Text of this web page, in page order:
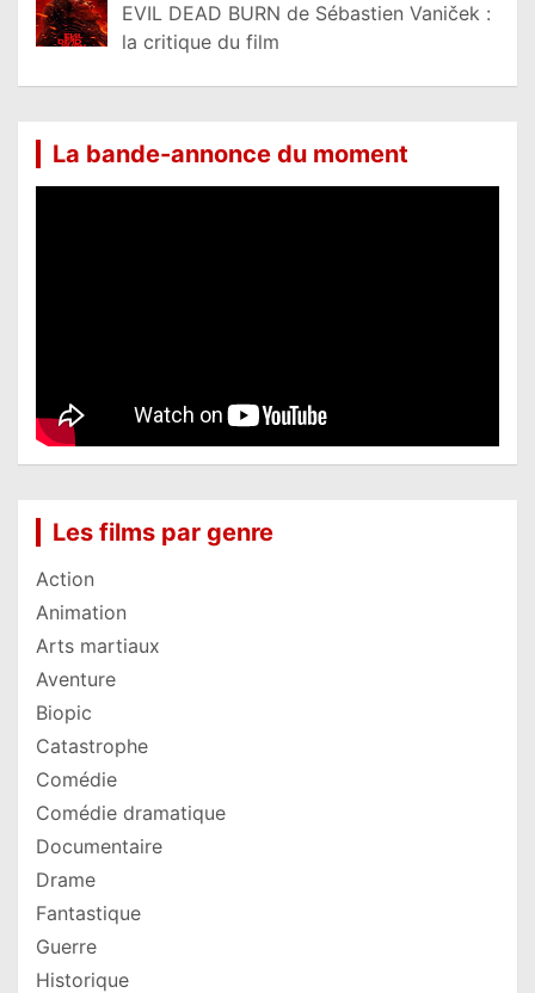
EVIL DEAD BURN de Sébastien Vaniček :
la critique du film
La bande-annonce du moment
Les films par genre
Action
Animation
Arts martiaux
Aventure
Biopic
Catastrophe
Comédie
Comédie dramatique
Documentaire
Drame
Fantastique
Guerre
Historique